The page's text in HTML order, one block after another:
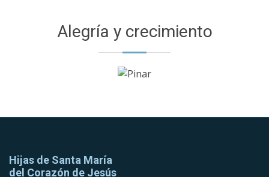
Alegría y crecimiento
Hijas de Santa María
del Corazón de Jesús